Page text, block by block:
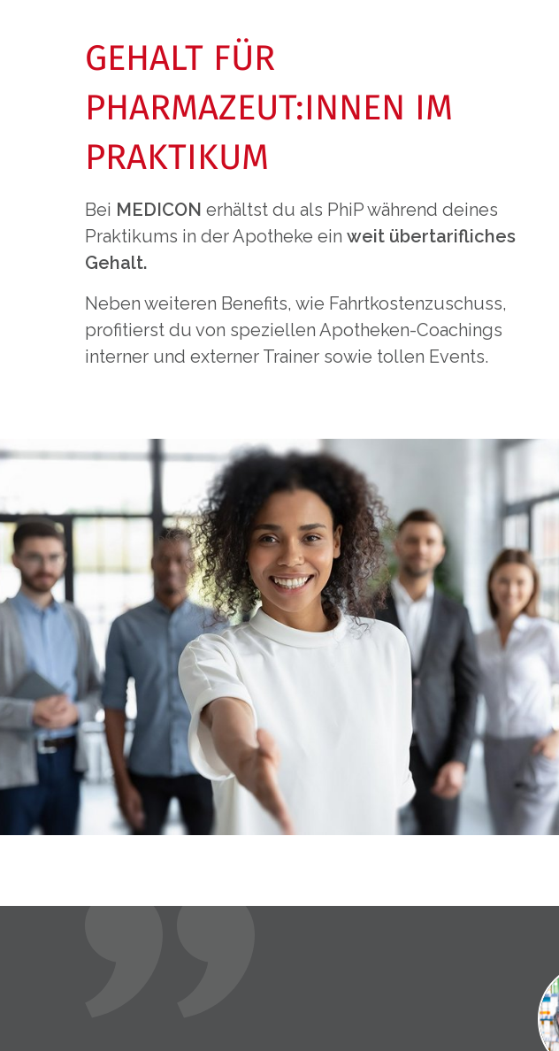
GEHALT FÜR
PHARMAZEUT:INNEN IM
PRAKTIKUM
Bei MEDICON erhältst du als PhiP während deines
Praktikums in der Apotheke ein weit übertarifliches
Gehalt.
Neben weiteren Benefits, wie Fahrtkostenzuschuss,
profitierst du von speziellen Apotheken-Coachings
interner und externer Trainer sowie tollen Events.